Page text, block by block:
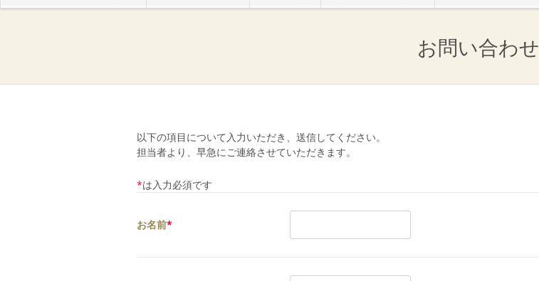
お問い合わせ
以下の項目について入力いただき、送信してください。
担当者より、早急にご連絡させていただきます。
*は入力必須です
お名前*